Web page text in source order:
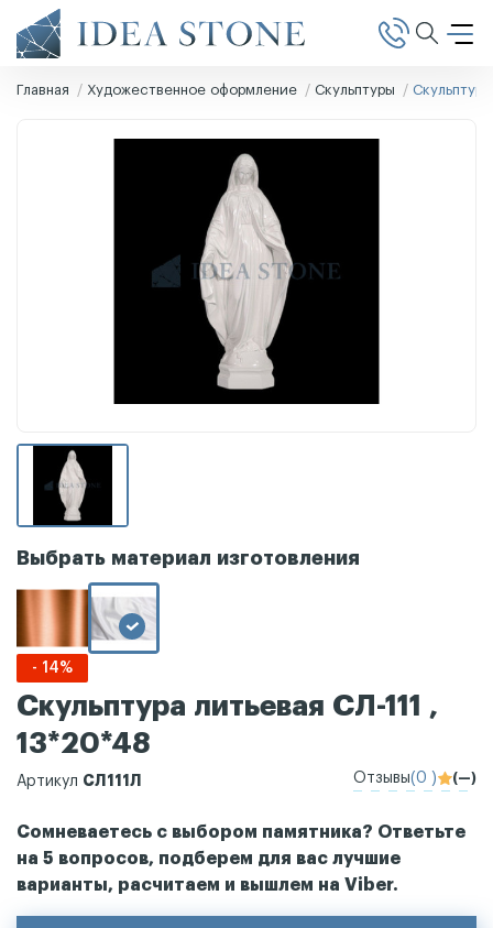
Главная Художественное оформление Скульптуры
Выбрать материал изготовления
- 14%
Скульптура литьевая СЛ-111 ,
13*20*48
Артикул СЛ111Л Отзывы(0 ) (—)
Сомневаетесь с выбором памятника? Ответьте
на 5 вопросов, подберем для вас лучшие
варианты, расчитаем и вышлем на Viber.